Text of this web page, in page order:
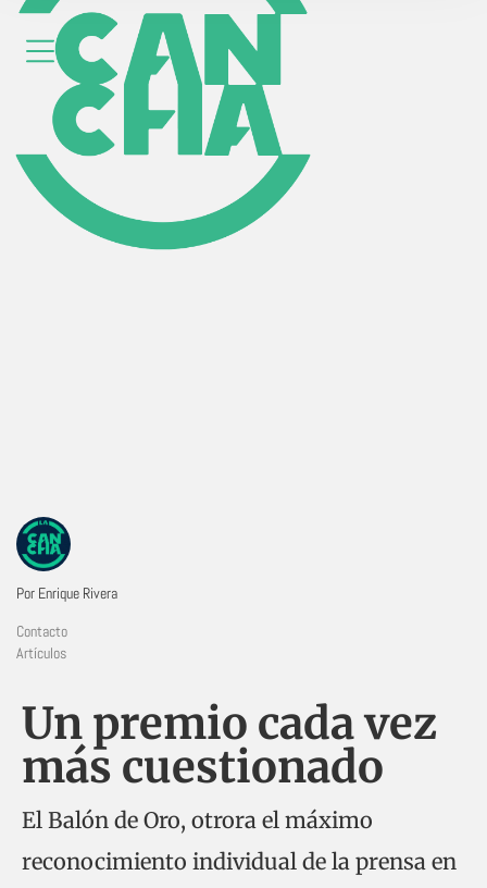
Por Enrique Rivera
Contacto
Artículos
Un premio cada vez
más cuestionado
El Balón de Oro, otrora el máximo
reconocimiento individual de la prensa en